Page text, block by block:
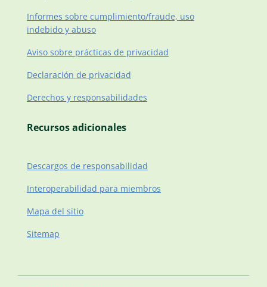
Informes sobre cumplimiento/fraude, uso
indebido y abuso
Aviso sobre prácticas de privacidad
Declaración de privacidad
Derechos y responsabilidades
Recursos adicionales
Descargos de responsabilidad
Interoperabilidad para miembros
Mapa del sitio
Sitemap